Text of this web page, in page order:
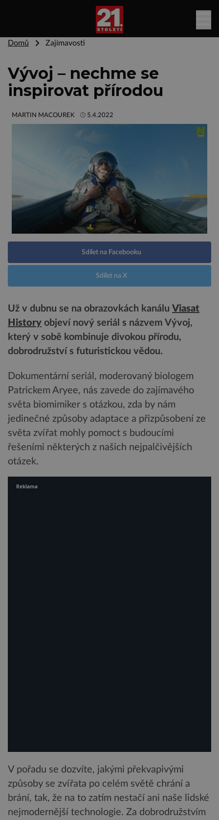
Domů Zajímavosti
Vývoj – nechme se
inspirovat přírodou
MARTIN MACOUREK 5.4.2022
Sdílet na Facebooku
Sdílet na X
Už v dubnu se na obrazovkách kanálu Viasat
History objeví nový seriál s názvem Vývoj,
který v sobě kombinuje divokou přírodu,
dobrodružství s futuristickou vědou.
Dokumentární seriál, moderovaný biologem
Patrickem Aryee, nás zavede do zajímavého
světa biomimiker s otázkou, zda by nám
jedinečné způsoby adaptace a přizpůsobení ze
světa zvířat mohly pomoct s budoucími
řešeními některých z našich nejpalčivějších
otázek.
V pořadu se dozvíte, jakými překvapivými
způsoby se zvířata po celém světě chrání a
brání, tak, že na to zatím nestačí ani naše lidské
nejmodernější technologie. Za dobrodružstvím
Reklama